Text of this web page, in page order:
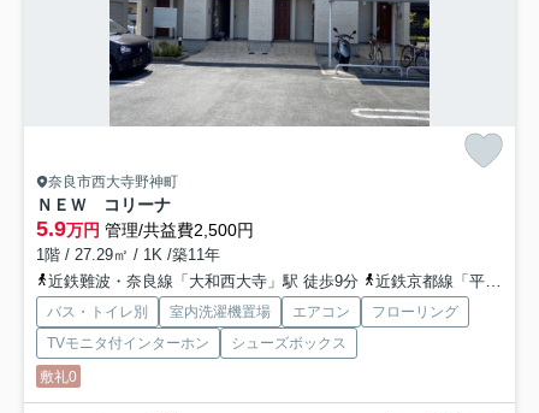
奈良市西大寺野神町
ＮＥＷ コリーナ
5.9万円 管理/共益費2,500円
1階 / 27.29㎡ / 1K /築11年
近鉄難波・奈良線「大和西大寺」駅 徒歩9分
近鉄京都線「平城」駅 徒歩22分
バス・トイレ別 室内洗濯機置場 エアコン
フローリング
TVモニタ付インターホン
シューズボックス
敷礼0